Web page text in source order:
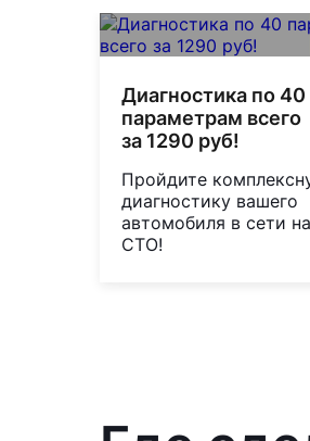
Диагностика по 40
параметрам всего
за 1290 руб!
Пройдите
диагностику вашего
автомобиля в сети
СТО!